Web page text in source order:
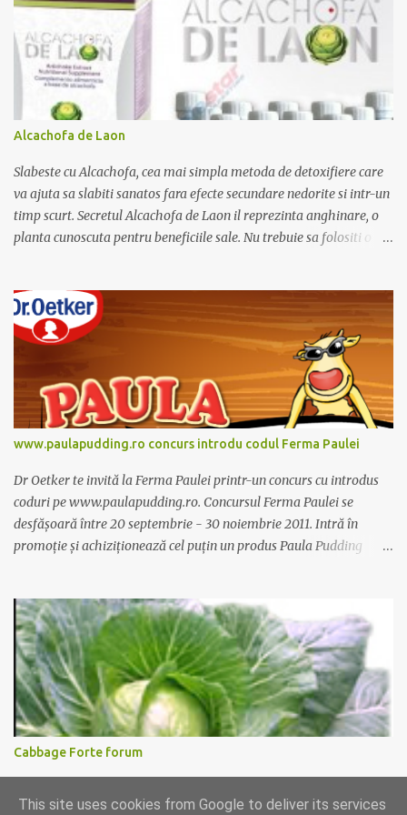
i
i
Alcachofa de Laon
Slabeste cu Alcachofa, cea mai simpla metoda de detoxifiere care
va ajuta sa slabiti sanatos fara efecte secundare nedorite si intr-un
timp scurt. Secretul Alcachofa de Laon il reprezinta anghinare, o
planta cunoscuta pentru beneficiile sale. Nu trebuie sa folositi o
www.paulapudding.ro concurs introdu codul Ferma Paulei
Dr Oetker te invită la Ferma Paulei printr-un concurs cu introdus
coduri pe www.paulapudding.ro. Concursul Ferma Paulei se
desfășoară între 20 septembrie - 30 noiembrie 2011. Intră în
promoție și achiziționează cel puțin un produs Paula Pudding
concurs Ferma Paulei. Poți căștiga zilnic truse de grădinărit,
săptămânal tractorașul fermierului sau premiul cel mare o
excursie la o super-fermă din Anglia. Mai multe coduri, mai multe
șanse de câștig. Câștigători si regulament pe
www.paulapudding.ro.
Cabbage Forte forum
de-a mea disperata dupa leacuri de slabit functionabile a incercat
This site uses cookies from Google to deliver its services